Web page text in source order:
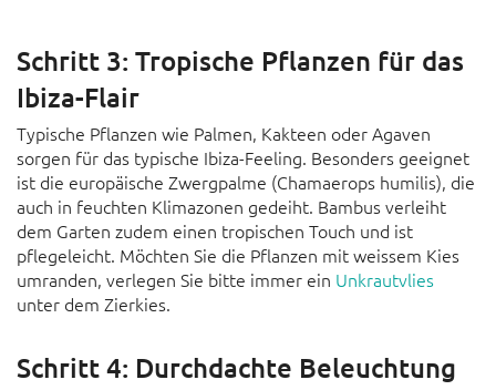
Schritt 3: Tropische Pflanzen für das
Ibiza-Flair
Typische Pflanzen wie Palmen, Kakteen oder Agaven
sorgen für das typische Ibiza-Feeling. Besonders geeignet
ist die europäische Zwergpalme (Chamaerops humilis), die
auch in feuchten Klimazonen gedeiht. Bambus verleiht
dem Garten zudem einen tropischen Touch und ist
pflegeleicht. Möchten Sie die Pflanzen mit weissem Kies
umranden, verlegen Sie bitte immer ein Unkrautvlies
unter dem Zierkies.
Schritt 4: Durchdachte Beleuchtung